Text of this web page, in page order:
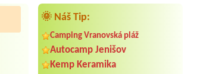
🌞 Náš Tip:
Camping Vranovská pláž
Autocamp Jenišov
Kemp Keramika